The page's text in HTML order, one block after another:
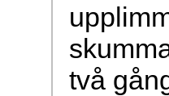
två